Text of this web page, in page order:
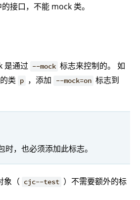
接口，不能 mock 类。
是通过 --mock 标志来控制的。 如
类 p ，添加 --mock=on 标志到
时，也必须添加此标志。
象（ cjc--test ）不需要额外的标